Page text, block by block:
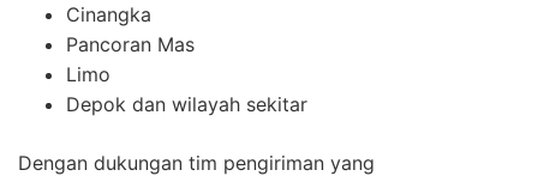
Cinangka
Pancoran Mas
Limo
Depok dan wilayah sekitar
Dengan dukungan tim pengiriman yang